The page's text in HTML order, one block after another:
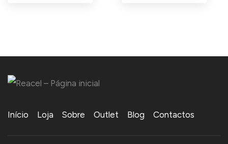
Início Loja Sobre Outlet Blog Contactos